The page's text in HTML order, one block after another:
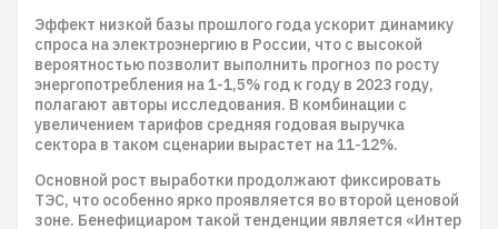
Эффект низкой базы прошлого года ускорит динамику
спроса на электроэнергию в России, что с высокой
вероятностью позволит выполнить прогноз по росту
энергопотребления на 1-1,5% год к году в 2023 году,
полагают авторы исследования. В комбинации с
увеличением тарифов средняя годовая выручка
сектора в таком сценарии вырастет на 11-12%.
Основной рост выработки продолжают фиксировать
ТЭС, что особенно ярко проявляется во второй ценовой
зоне. Бенефициаром такой тенденции является «Интер